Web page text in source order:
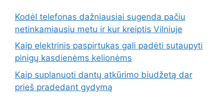
Kodėl telefonas dažniausiai sugenda pačiu
netinkamiausiu metu ir kur kreiptis Vilniuje
Kaip elektrinis paspirtukas gali padėti sutaupyti
pinigų kasdienėms kelionėms
Kaip suplanuoti dantų atkūrimo biudžetą dar
prieš pradedant gydymą